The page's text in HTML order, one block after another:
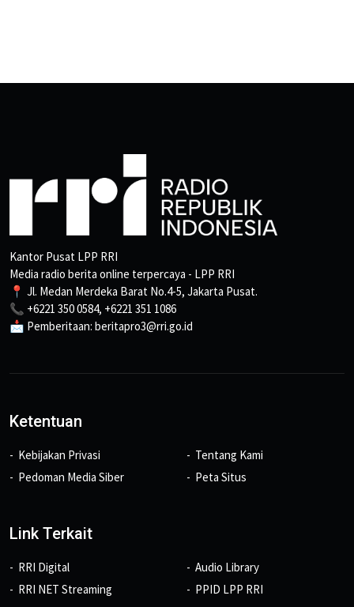
Kantor Pusat LPP RRI
Media radio berita online terpercaya - LPP RRI
📍 Jl. Medan Merdeka Barat No.4-5, Jakarta Pusat.
📞 +6221 350 0584, +6221 351 1086
📩 Pemberitaan: beritapro3@rri.go.id
Ketentuan
Kebijakan Privasi
Pedoman Media Siber
Tentang Kami
Peta Situs
Link Terkait
RRI Digital
RRI NET Streaming
Audio Library
PPID LPP RRI